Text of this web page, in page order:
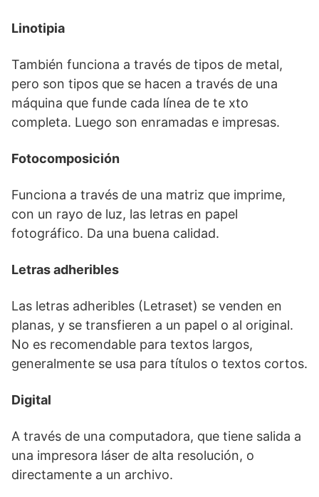
Linotipia
También funciona a través de tipos de metal,
pero son tipos que se hacen a través de una
máquina que funde cada línea de te xto
completa. Luego son enramadas e impresas.
Fotocomposición
Funciona a través de una matriz que imprime,
con un rayo de luz, las letras en papel
fotográfico. Da una buena calidad.
Letras adheribles
Las letras adheribles (Letraset) se venden en
planas, y se transfieren a un papel o al original.
No es recomendable para textos largos,
generalmente se usa para títulos o textos cortos.
Digital
A través de una computadora, que tiene salida a
una impresora láser de alta resolución, o
directamente a un archivo.